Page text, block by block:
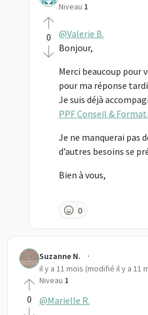
0
Niveau 1
@Valerie B.
Bonjour,
Merci beaucoup pour
pour ma réponse
Je suis déjà
PPF Conseil &
Je ne manquerai pas
d’autres besoins se
Bien à vous,
0
0
Suzanne N. ·
il y a 11 mois (modifié il y a 11
Niveau 1
@Marielle R.